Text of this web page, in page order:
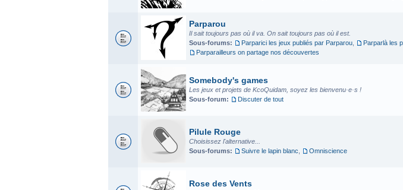
Parparou
Il sait toujours pas où il va. On sait toujours pas où il est.
Sous-forums:
Parparici les jeux publiés par Parparou Parparlà les
Parparailleurs on partage nos découvertes
Somebody's games
Les jeux et projets de KcoQuidam, soyez les bienvenu·e·s !
Sous-forum:
Discuter de tout
Pilule Rouge
Choisissez l'alternative...
Sous-forums:
Suivre le lapin blanc Omniscience
Rose des Vents